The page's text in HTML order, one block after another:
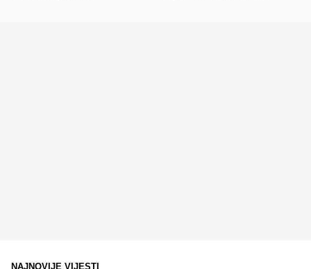
NAJNOVIJE VIJESTI